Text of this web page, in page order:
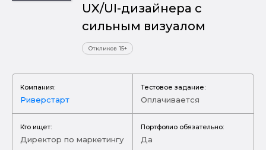
UX/UI-дизайнера с
сильным визуалом
Откликов 15+
Компания:
Риверстарт
Тестовое задание:
Оплачивается
Кто ищет:
Директор по маркетингу
Портфолио обязательно:
Да